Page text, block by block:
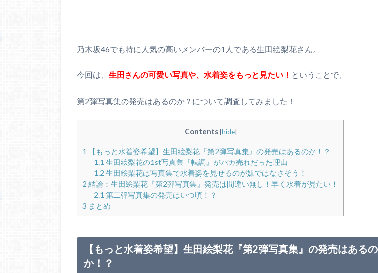
乃木坂46でも特に人気の高いメンバーの1人である生田絵梨花さん。
今回は、 生田さんの可愛い写真や、水着姿をもっと見たい！ ということで、
第2弾写真集の発売はあるのか？について調査してみました！
Contents [hide]
1
【もっと水着姿希望】生田絵梨花『第2弾写真集』の発売はあるのか！？
1.1 生田絵梨花の1st写真集『転調』がバカ売れだった理由
1.2 生田絵梨花は写真集で水着姿を見せるのが嫌ではなさそう！
2 結論：生田絵梨花『第2弾写真集』発売は間違い無し！早く水着が見たい！
2.1 第二弾写真集の発売はいつ頃！？
3 まとめ
【もっと水着姿希望】生田絵梨花『第2弾写真集』の発売はあるの
か！？